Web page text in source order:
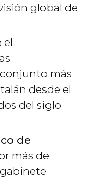
global de
el
más
desde el
del siglo
de
más de